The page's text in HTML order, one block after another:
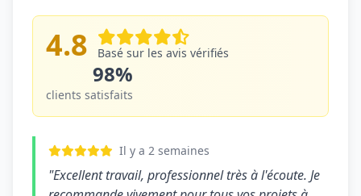
4.8 Basé sur les avis vérifiés
98%
clients satisfaits
Il y a 2 semaines
"Excellent travail, professionnel très à l'écoute. Je